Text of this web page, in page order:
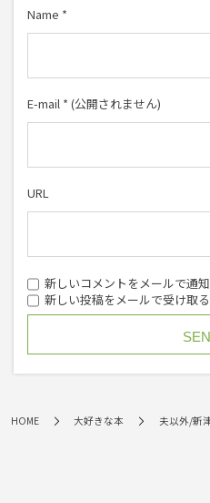
Name *
E-mail * (公開されません)
URL
新しいコメントをメールで通知
新しい投稿をメールで受け取る
HOME 大好きな本 夫以外/新